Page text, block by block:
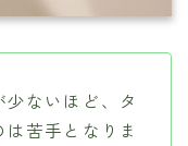
ないほど、タ
苦手となりま